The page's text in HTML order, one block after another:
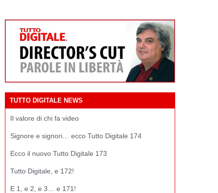
TUTTO DIGITALE NEWS
Il valore di chi fa video
Signore e signori… ecco Tutto Digitale 174
Ecco il nuovo Tutto Digitale 173
Tutto Digitale, e 172!
E 1, e 2, e 3… e 171!